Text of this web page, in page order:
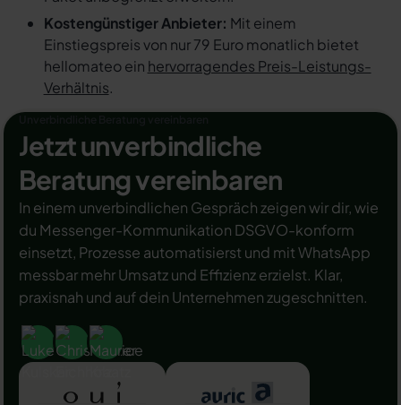
Kostengünstiger Anbieter: Mit einem
Einstiegspreis von nur 79 Euro monatlich bietet
hellomateo ein hervorragendes Preis-Leistungs-
Verhältnis.
Jetzt unverbindliche
Beratung vereinbaren
In einem unverbindlichen Gespräch zeigen wir dir, wie
du Messenger-Kommunikation DSGVO-konform
einsetzt, Prozesse automatisierst und mit WhatsApp
messbar mehr Umsatz und Effizienz erzielst. Klar,
praxisnah und auf dein Unternehmen zugeschnitten.